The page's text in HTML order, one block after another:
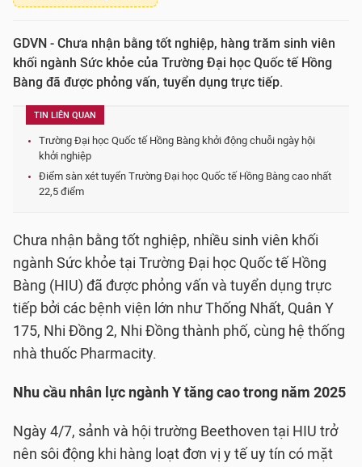
GDVN - Chưa nhận bằng tốt nghiệp, hàng trăm sinh viên
khối ngành Sức khỏe của Trường Đại học Quốc tế Hồng
Bàng đã được phỏng vấn, tuyển dụng trực tiếp.
TIN LIÊN QUAN
Trường Đại học Quốc tế Hồng Bàng khởi động chuỗi ngày hội
khởi nghiệp
Điểm sàn xét tuyển Trường Đại học Quốc tế Hồng Bàng cao nhất
22,5 điểm
Chưa nhận bằng tốt nghiệp, nhiều sinh viên khối
ngành Sức khỏe tại Trường Đại học Quốc tế Hồng
Bàng (HIU) đã được phỏng vấn và tuyển dụng trực
tiếp bởi các bệnh viện lớn như Thống Nhất, Quân Y
175, Nhi Đồng 2, Nhi Đồng thành phố, cùng hệ thống
nhà thuốc Pharmacity.
Nhu cầu nhân lực ngành Y tăng cao trong năm 2025
Ngày 4/7, sảnh và hội trường Beethoven tại HIU trở
nên sôi động khi hàng loạt đơn vị y tế uy tín có mặt